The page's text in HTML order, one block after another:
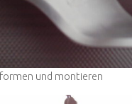
und montieren